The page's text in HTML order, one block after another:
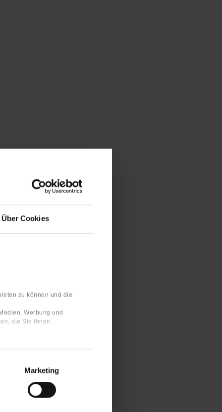
Über Cookies
zu können und die
Werbung und
die Sie ihnen
Marketing